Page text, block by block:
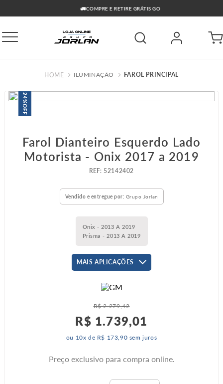
🚛COMPRE E RETIRE GRÁTIS GO
ILUMINAÇÃO FAROL PRINCIPAL
24%
OFF
Farol Dianteiro Esquerdo Lado
Motorista - Onix 2017 a 2019
: 52142402
Vendido e entregue por: Grupo Jorlan
Onix - 2013 A 2019
Prisma - 2013 A 2019
MAIS APLICAÇÕES
R$ 2.279,42
R$ 1.739,01
ou 10x de R$ 173 ,90 sem juros
Preço exclusivo para compra online.